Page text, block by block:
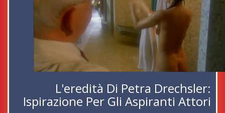
L'eredità Di Petra Drechsler:
Ispirazione Per Gli Aspiranti Attori